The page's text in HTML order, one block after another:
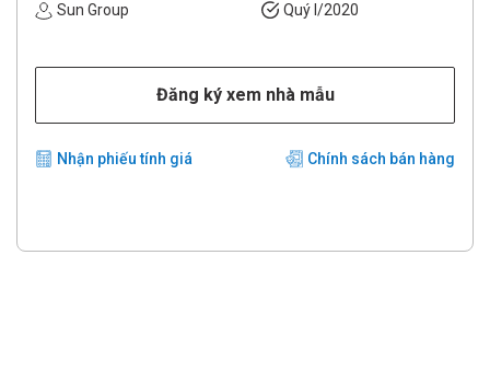
Sun Group
Quý I/2020
Đăng ký xem nhà mẫu
Nhận phiếu tính giá Chính sách bán hàng